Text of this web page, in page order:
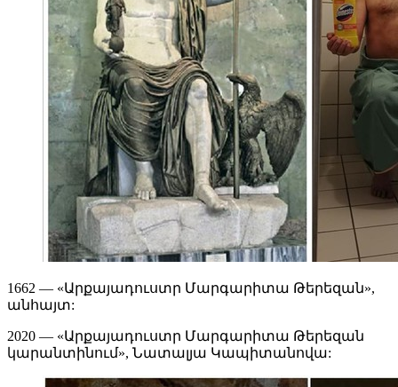
1662 — «Արքայադուստր Մարգարիտա Թերեզան»,
անհայտ:
2020 — «Արքայադուստր Մարգարիտա Թերեզան
կարանտինում», Նատալյա Կապիտանովա: